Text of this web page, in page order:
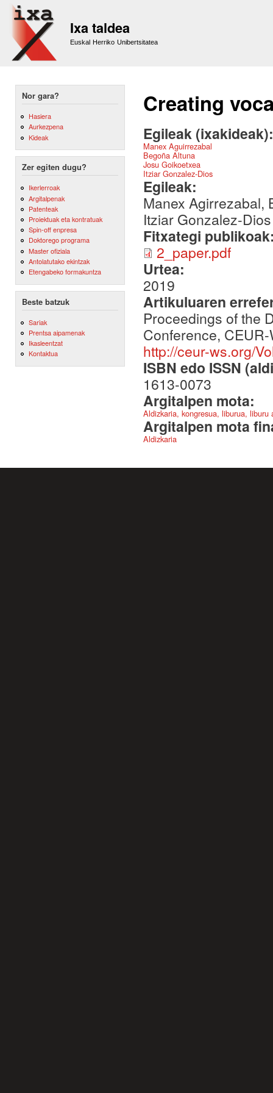
Ixa taldea
Euskal Herriko Unibertsitatea
Nor gara?
Hasiera
Aurkezpena
Kideak
Zer egiten dugu?
Ikerlerroak
Argitalpenak
Patenteak
Proiektuak eta kontratuak
Spin-off enpresa
Doktorego programa
Master ofiziala
Antolatutako ekintzak
Etengabeko formakuntza
Beste batzuk
Sariak
Prentsa aipamenak
Ikasleentzat
Kontaktua
Creating
Egileak
Manex Aguirrezabal
Begoña Altuna
Josu Goikoetxea
Itziar Gonzalez-Dios
Egileak:
Manex Agirrezabal,
Itziar Gonzalez-Dios
Fitxategi
2_paper.pdf
Urtea:
2019
Artikuluaren
Proceedings of the
Conference,
http://ceur-ws.org/
ISBN edo ISSN
1613-0073
Argitalpen mota:
Aldizkaria, kongresua, liburua,
Argitalpen mota
Aldizkaria